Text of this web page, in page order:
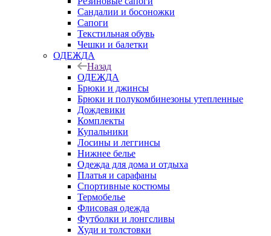
Сандалии и босоножки
Сапоги
Текстильная обувь
Чешки и балетки
ОДЕЖДА
Назад
ОДЕЖДА
Брюки и джинсы
Брюки и полукомбинезоны утепленные
Дождевики
Комплекты
Купальники
Лосины и леггинсы
Нижнее белье
Одежда для дома и отдыха
Платья и сарафаны
Спортивные костюмы
Термобелье
Флисовая одежда
Футболки и лонгсливы
Худи и толстовки